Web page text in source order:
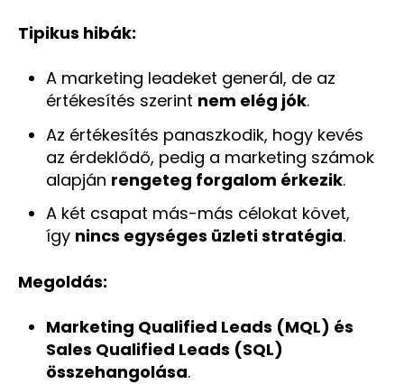
Tipikus hibák:
A marketing leadeket generál, de az
értékesítés szerint nem elég jók.
Az értékesítés panaszkodik, hogy kevés
az érdeklődő, pedig a marketing számok
alapján rengeteg forgalom érkezik.
A két csapat más-más célokat követ,
így nincs egységes üzleti stratégia.
Megoldás:
Marketing Qualified Leads (MQL) és
Sales Qualified Leads (SQL)
összehangolása.